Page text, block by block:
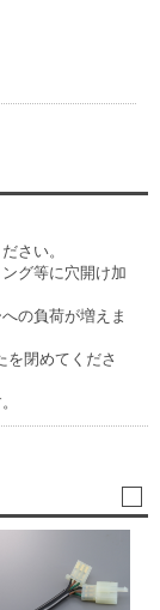
さい。
グ等に穴開け加
の負荷が増えま
閉めてくださ